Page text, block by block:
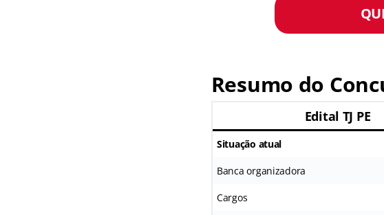
Resumo do
Edital TJ PE
Situação atual
Banca organizadora
Cargos